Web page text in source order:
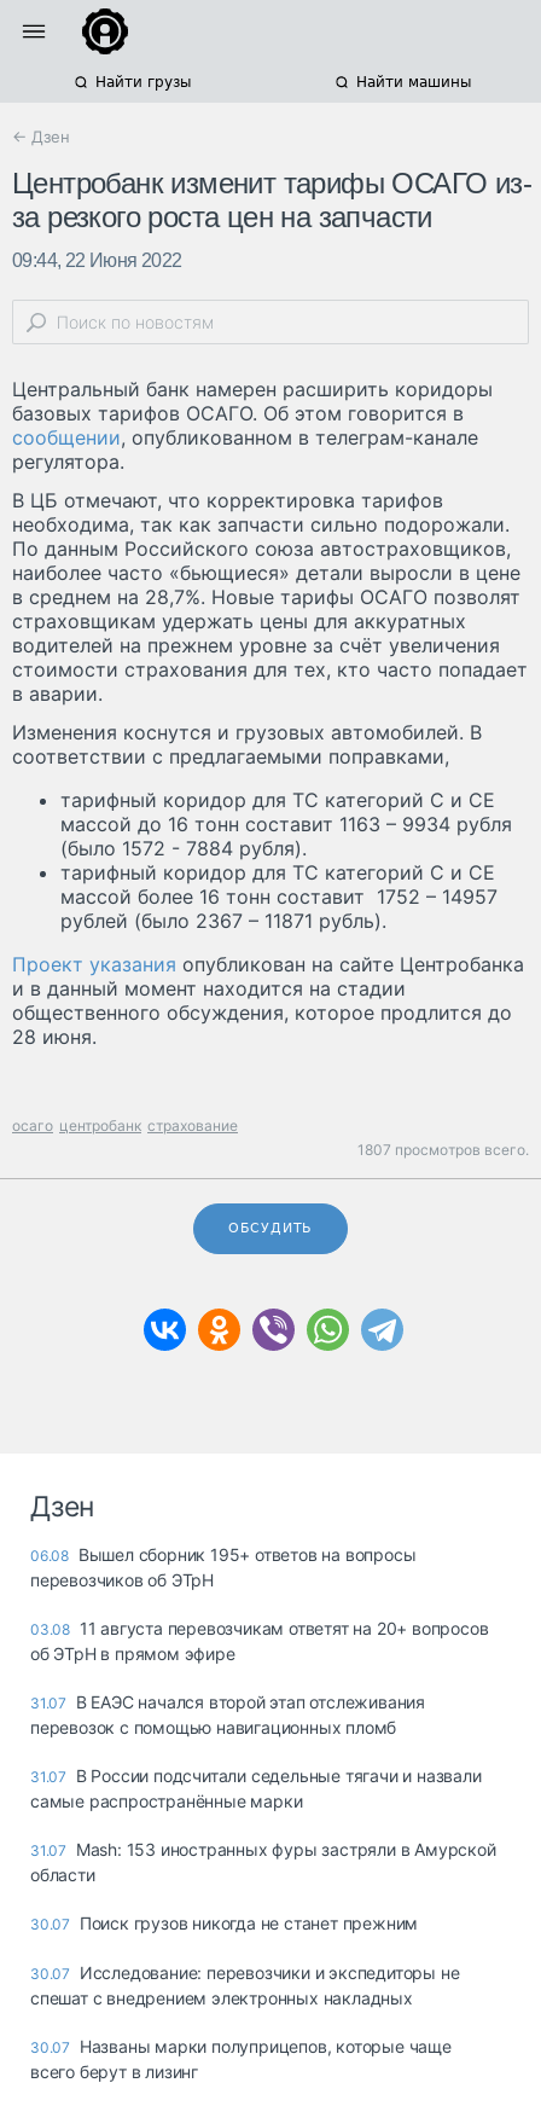
Найти грузы Найти машины
← Дзен
Центробанк изменит тарифы ОСАГО из-
за резкого роста цен на запчасти
09:44, 22 Июня 2022
Центральный банк намерен расширить коридоры
базовых тарифов ОСАГО. Об этом говорится в
сообщении, опубликованном в телеграм-канале
регулятора.
В ЦБ отмечают, что корректировка тарифов
необходима, так как запчасти сильно подорожали.
По данным Российского союза автостраховщиков,
наиболее часто «бьющиеся» детали выросли в цене
в среднем на 28,7%. Новые тарифы ОСАГО позволят
страховщикам удержать цены для аккуратных
водителей на прежнем уровне за счёт увеличения
стоимости страхования для тех, кто часто попадает
в аварии.
Изменения коснутся и грузовых автомобилей. В
соответствии с предлагаемыми поправками,
тарифный коридор для ТС категорий С и СЕ
массой до 16 тонн составит 1163 – 9934 рубля
(было 1572 - 7884 рубля).
тарифный коридор для ТС категорий С и СЕ
массой более 16 тонн составит 1752 – 14957
рублей (было 2367 – 11871 рубль).
Проект указания опубликован на сайте Центробанка
и в данный момент находится на стадии
общественного обсуждения, которое продлится до
28 июня.
осаго центробанк страхование
1807 просмотров всего.
ОБСУДИТЬ
Дзен
06.08 Вышел сборник 195+ ответов на вопросы
перевозчиков об ЭТрН
03.08 11 августа перевозчикам ответят на 20+ вопросов
об ЭТрН в прямом эфире
31.07
В ЕАЭС начался второй этап отслеживания
перевозок с помощью навигационных пломб
31.07
В России подсчитали седельные тягачи и назвали
самые распространённые марки
31.07
Mash: 153 иностранных фуры застряли в Амурской
области
30.07 Поиск грузов никогда не станет прежним
30.07
Исследование: перевозчики и экспедиторы не
спешат с внедрением электронных накладных
30.07
Названы марки полуприцепов, которые чаще
всего берут в лизинг